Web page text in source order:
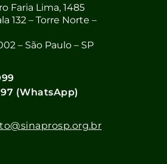
Faria Lima, 1485
132 – Torre Norte –
– São Paulo – SP
(WhatsApp)